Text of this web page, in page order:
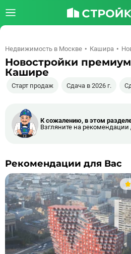
Недвижимость в Москве Кашира
Новостройки
Кашире
Старт продаж Сдача в 2026 г.
К сожалению, в этом
Взгляните на рекомендации
Рекомендации для Вас